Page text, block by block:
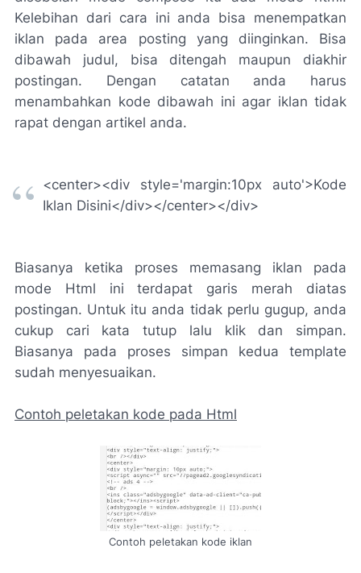
Kelebihan dari cara ini anda bisa menempatkan
iklan pada area posting yang diinginkan. Bisa
dibawah judul, bisa ditengah maupun diakhir
postingan. Dengan catatan anda harus
menambahkan kode dibawah ini agar iklan tidak
rapat dengan artikel anda.
<center><div style='margin:10px auto'>Kode
Iklan Disini</div></center></div>
Biasanya ketika proses memasang iklan pada
mode Html ini terdapat garis merah diatas
postingan. Untuk itu anda tidak perlu gugup, anda
cukup cari kata tutup lalu klik dan simpan.
Biasanya pada proses simpan kedua template
sudah menyesuaikan.
Contoh peletakan kode pada Html
Contoh peletakan kode iklan